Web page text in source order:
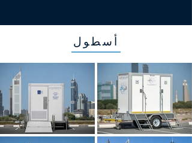
أسطول